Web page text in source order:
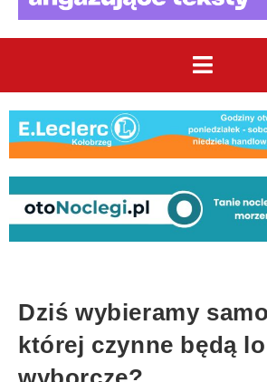
Dziś wybieramy
której czynne będą